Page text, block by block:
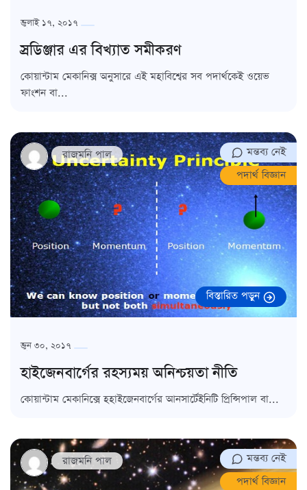
জুলাই ১৭, ২০১৭
স্রডিঞ্জার এর বিখ্যাত সমীকরণ
কোয়ান্টাম মেকানিক্স অনুসারে এই মহাবিশ্বের সব পদার্থকেই ওয়েভ
ফাংশন বা...
রাজমনি পাল
মন্তব্য নেই
পদার্থ বিজ্ঞান
বিস্তারিত পড়ুন
জুন ৩০, ২০১৭
হাইজেনবার্গের রহস্যময় অনিশ্চয়তা নীতি
কোয়ান্টাম মেকানিক্সে হহাইজেনবার্গের আনসার্টেইনিটি প্রিন্সিপাল বা...
রাজমনি পাল
মন্তব্য নেই
পদার্থ বিজ্ঞান